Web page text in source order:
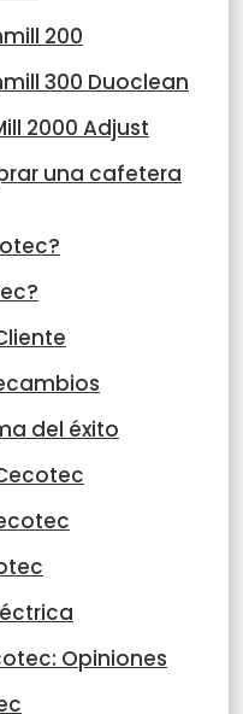
200
300 Duoclean
2000 Adjust
una cafetera
del éxito
Opiniones